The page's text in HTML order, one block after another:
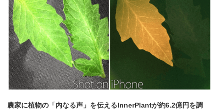
農家に植物の「内なる声」を伝えるInnerPlantが約6.2億円を調